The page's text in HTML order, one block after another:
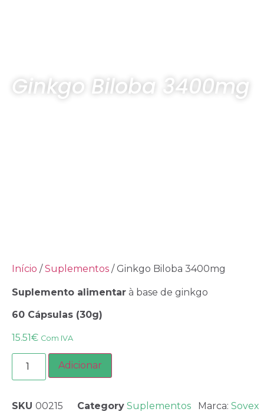
Ginkgo Biloba 3400mg
Início /Suplementos / Ginkgo Biloba 3400mg
Suplemento alimentar à base de ginkgo
60 Cápsulas (30g)
15.51€ Com IVA
Adicionar
SKU 00215 Category Suplementos Marca: Sovex